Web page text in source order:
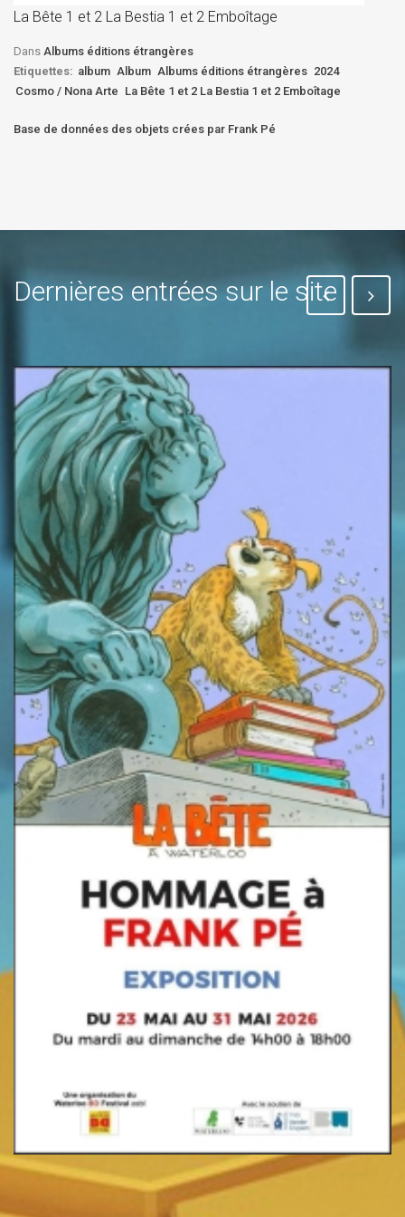
La Bête 1 et 2 La Bestia 1 et 2 Emboîtage
Dans Albums éditions étrangères
Etiquettes: album Album Albums éditions étrangères 2024
Cosmo / Nona Arte La Bête 1 et 2 La Bestia 1 et 2 Emboîtage
Base de données des objets crées par Frank Pé
Dernières entrées sur le site